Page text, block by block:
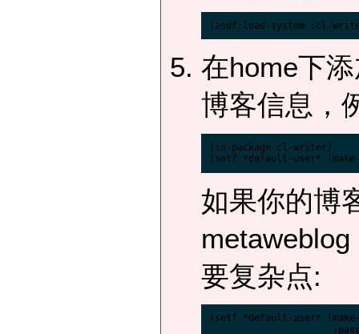
在home下
博客信息，
(in-package cl-writer)
如果你的博
要复杂点:
(setf *default-user*